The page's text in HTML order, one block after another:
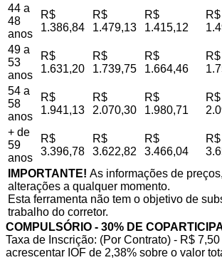
44 a
48
anos
R$
1.386,84
R$
1.479,13
R$
1.415,12
R$
49 a
53
anos
R$
1.631,20
R$
1.739,75
R$
1.664,46
R$
54 a
58
anos
R$
1.941,13
R$
2.070,30
R$
1.980,71
R$
+ de
59
anos
R$
3.396,78
R$
3.622,82
R$
3.466,04
R$
IMPORTANTE! As informações de
alterações a qualquer momento.
Esta ferramenta não tem o objetivo de
trabalho do corretor.
COMPULSÓRIO - 30% DE
Taxa de Inscrição: (Por Contrato) - R$
acrescentar IOF de 2,38% sobre o valor